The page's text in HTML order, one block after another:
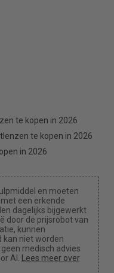
te kopen in 2026
te kopen in 2026
in 2026
en moeten
een erkende
dagelijks bijgewerkt
door de prijsrobot van
kunnen
kan niet worden
medisch advies
AI. Lees meer over